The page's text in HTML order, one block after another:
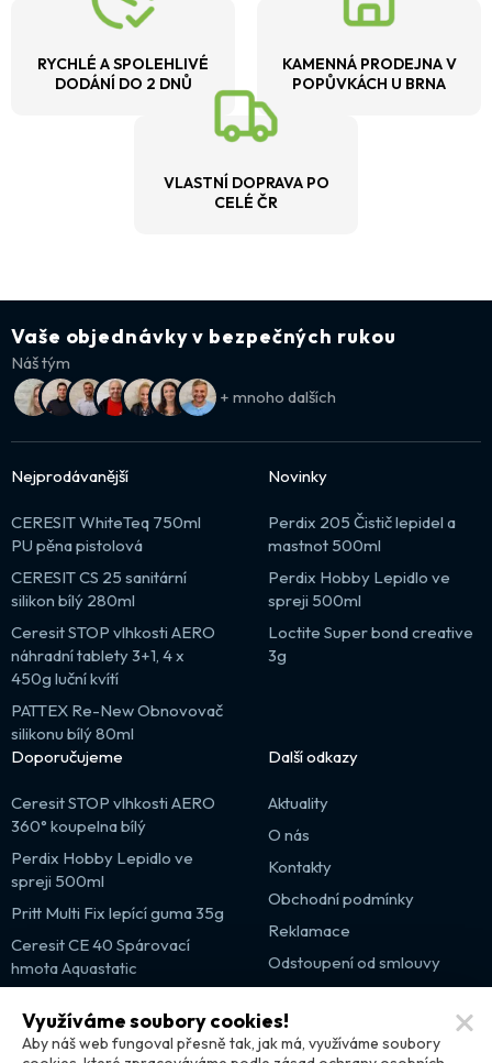
RYCHLÉ A SPOLEHLIVÉ
DODÁNÍ DO 2 DNŮ
KAMENNÁ PRODEJNA V
POPŮVKÁCH U BRNA
VLASTNÍ DOPRAVA PO
CELÉ ČR
Vaše objednávky v bezpečných rukou
Náš tým
+ mnoho dalších
Nejprodávanější
CERESIT WhiteTeq 750ml
PU pěna pistolová
CERESIT CS 25 sanitární
silikon bílý 280ml
Ceresit STOP vlhkosti AERO
náhradní tablety 3+1, 4 x
450g luční kvítí
PATTEX Re-New Obnovovač
silikonu bílý 80ml
Novinky
Perdix 205 Čistič lepidel a
mastnot 500ml
Perdix Hobby Lepidlo ve
spreji 500ml
Loctite Super bond creative
3g
Doporučujeme
Ceresit STOP vlhkosti AERO
360° koupelna bílý
Perdix Hobby Lepidlo ve
spreji 500ml
Pritt Multi Fix lepící guma 35g
Ceresit CE 40 Spárovací
hmota Aquastatic
Další odkazy
Aktuality
O nás
Kontakty
Obchodní podmínky
Reklamace
Odstoupení od smlouvy
Výprodej
Partnerské weby
Využíváme soubory cookies!
Aby náš web fungoval přesně tak, jak má, využíváme soubory